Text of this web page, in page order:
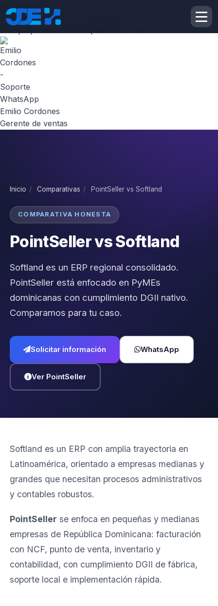
Inicie la conversación
¡Hola! Escribenos por
Emilio Cordones
Gerente de ventas
Inicio / Comparativas / PointSeller vs Softland
COMPARATIVA HONESTA
PointSeller vs Softland
Softland es un ERP regional consolidado.
PointSeller está enfocado en PyMEs
dominicanas con cumplimiento DGII nativo.
Comparamos para tu caso.
Solicitar información WhatsApp
Ver PointSeller
Softland es un ERP con amplia trayectoria en
Latinoamérica, orientado a empresas medianas y
grandes que necesitan procesos administrativos
y contables robustos.
PointSeller se enfoca en pequeñas y medianas
empresas de República Dominicana: facturación
con NCF, punto de venta, inventario y
contabilidad, con cumplimiento DGII de fábrica,
soporte local e implementación rápida.